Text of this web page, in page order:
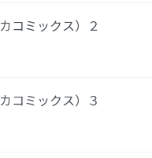
カコミックス）２
カコミックス）３